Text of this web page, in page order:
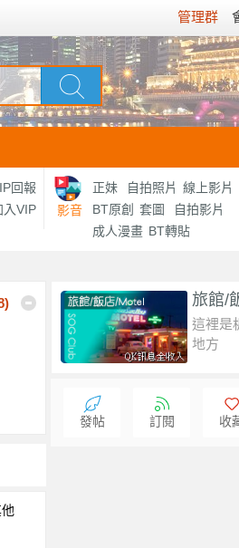
管理群
回報
入VIP 影音
正妹 自拍照片 線上影片
BT原創
套圖
自拍影片
成人漫畫 BT轉貼
) 旅館/
這裡是
地方
發帖 訂閱 收